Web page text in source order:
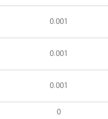
0.001
0.001
0.001
0